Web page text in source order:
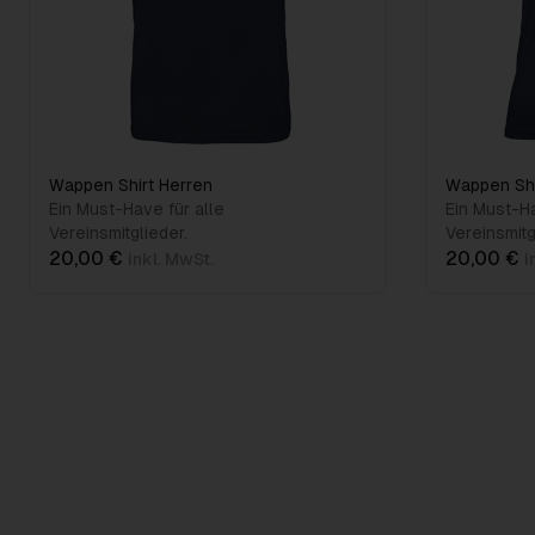
Wappen Shirt Herren
Ein Must-Have für alle
Vereinsmitglieder.
20,00 €
Wappen
Ein Must-
20,00 €